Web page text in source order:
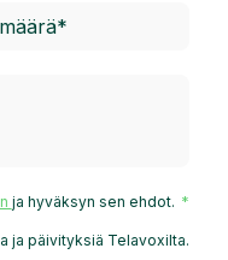
ja hyväksyn sen ehdot.
ja päivityksiä Telavoxilta.